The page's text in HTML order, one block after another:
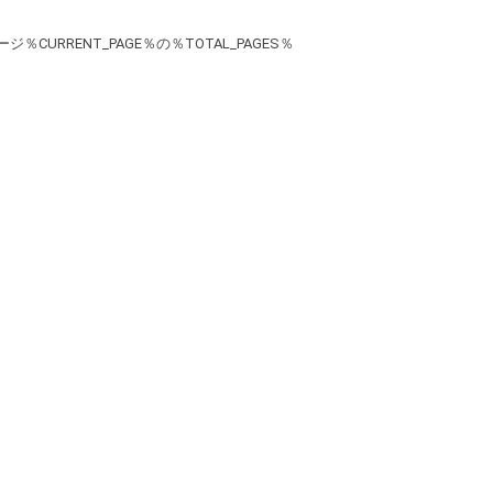
ジ％CURRENT_PAGE％の％TOTAL_PAGES％